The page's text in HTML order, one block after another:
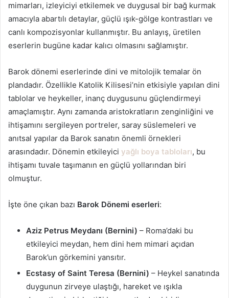
mimarları, izleyiciyi etkilemek ve duygusal bir bağ kurmak
amacıyla abartılı detaylar, güçlü ışık-gölge kontrastları ve
canlı kompozisyonlar kullanmıştır. Bu anlayış, üretilen
eserlerin bugüne kadar kalıcı olmasını sağlamıştır.
Barok dönemi eserlerinde dini ve mitolojik temalar ön
plandadır. Özellikle Katolik Kilisesi’nin etkisiyle yapılan dini
tablolar ve heykeller, inanç duygusunu güçlendirmeyi
amaçlamıştır. Aynı zamanda aristokratların zenginliğini ve
ihtişamını sergileyen portreler, saray süslemeleri ve
anıtsal yapılar da Barok sanatın önemli örnekleri
arasındadır. Dönemin etkileyici yağlı boya tabloları, bu
ihtişamı tuvale taşımanın en güçlü yollarından biri
olmuştur.
İşte öne çıkan bazı Barok Dönemi eserleri:
Aziz Petrus Meydanı (Bernini) – Roma’daki bu
etkileyici meydan, hem dini hem mimari açıdan
Barok’un görkemini yansıtır.
Ecstasy of Saint Teresa (Bernini) – Heykel sanatında
duygunun zirveye ulaştığı, hareket ve ışıkla